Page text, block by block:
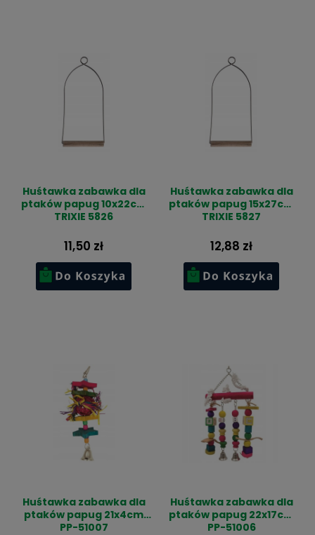
Huśtawka zabawka dla
ptaków papug 10x22cm
TRIXIE 5826
11,50 zł
Huśtawka zabawka dla
ptaków papug 15x27cm
TRIXIE 5827
12,88 zł
Huśtawka zabawka dla
ptaków papug 21x4cm
PP-51007
Huśtawka zabawka dla
ptaków papug 22x17cm
PP-51006